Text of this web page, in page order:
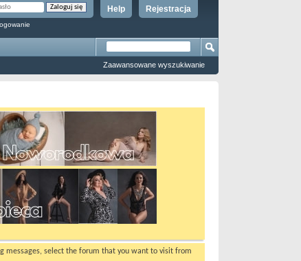
Rejestracja
Help
Zaawansowane wyszukiwanie
messages, select the forum that you want to visit from